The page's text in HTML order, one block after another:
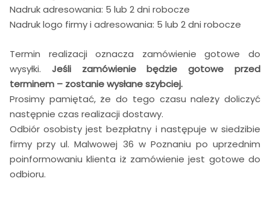
Nadruk adresowania: 5 lub 2 dni robocze
Nadruk logo firmy i adresowania: 5 lub 2 dni robocze
Termin realizacji oznacza zamówienie gotowe do
wysyłki. Jeśli zamówienie będzie gotowe przed
terminem – zostanie wysłane szybciej.
Prosimy pamiętać, że do tego czasu należy doliczyć
następnie czas realizacji dostawy.
Odbiór osobisty jest bezpłatny i następuje w siedzibie
firmy przy ul. Malwowej 36 w Poznaniu po uprzednim
poinformowaniu klienta iż zamówienie jest gotowe do
odbioru.